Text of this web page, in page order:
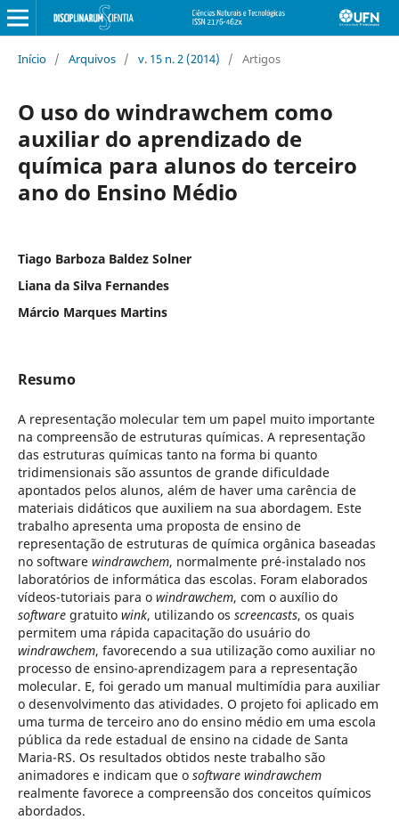
Início / Arquivos / v. 15 n. 2 (2014) / Artigos
O uso do windrawchem como
auxiliar do aprendizado de
química para alunos do terceiro
ano do Ensino Médio
Tiago Barboza Baldez Solner
Liana da Silva Fernandes
Márcio Marques Martins
Resumo
A representação molecular tem um papel muito importante
na compreensão de estruturas químicas. A representação
das estruturas químicas tanto na forma bi quanto
tridimensionais são assuntos de grande dificuldade
apontados pelos alunos, além de haver uma carência de
materiais didáticos que auxiliem na sua abordagem. Este
trabalho apresenta uma proposta de ensino de
representação de estruturas de química orgânica baseadas
no software windrawchem, normalmente pré-instalado nos
laboratórios de informática das escolas. Foram elaborados
vídeos-tutoriais para o windrawchem, com o auxílio do
softwaregratuito wink, utilizando os screencasts, os quais
permitem uma rápida capacitação do usuário do
windrawchem, favorecendo a sua utilização como auxiliar no
processo de ensino-aprendizagem para a representação
molecular. E, foi gerado um manual multimídia para auxiliar
o desenvolvimento das atividades. O projeto foi aplicado em
uma turma de terceiro ano do ensino médio em uma escola
pública da rede estadual de ensino na cidade de Santa
Maria-RS. Os resultados obtidos neste trabalho são
animadores e indicam que o software windrawchem
realmente favorece a compreensão dos conceitos químicos
abordados.